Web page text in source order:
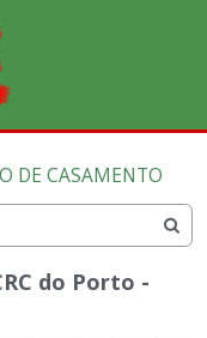
se ×
DE CASAMENTO
do Porto -